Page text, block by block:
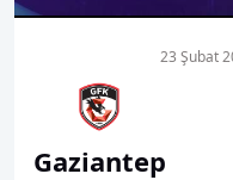
Gaziantep
23 Şubat